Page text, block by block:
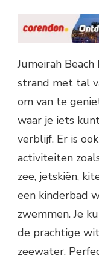
Jumeirah
strand met tal
om van te
waar je iets
verblijf. Er is
activiteiten
zee, jetskiën,
een kinderbad
zwemmen. Je
de prachtige
zeewater.